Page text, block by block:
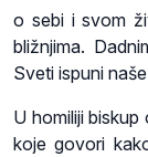
o sebi i svom
bližnjima.
Sveti ispuni
U homiliji
koje govori